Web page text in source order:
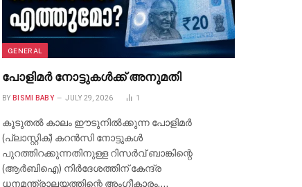
GENERAL
പോളിമർ നോട്ടുകൾക്ക് അനുമതി
BY BISMI BABY JULY 29, 2026 1
കൂടുതൽ കാലം ഈടുനിൽക്കുന്ന പോളിമർ
(പ്ലാസ്റ്റിക്) കറൻസി നോട്ടുകൾ
പുറത്തിറക്കുന്നതിനുള്ള റിസർവ് ബാങ്കിന്റെ
(ആർബിഐ) നിർദേശത്തിന് കേന്ദ്ര
ധനമന്ത്രാലയത്തിന്റെ അംഗീകാരം.…